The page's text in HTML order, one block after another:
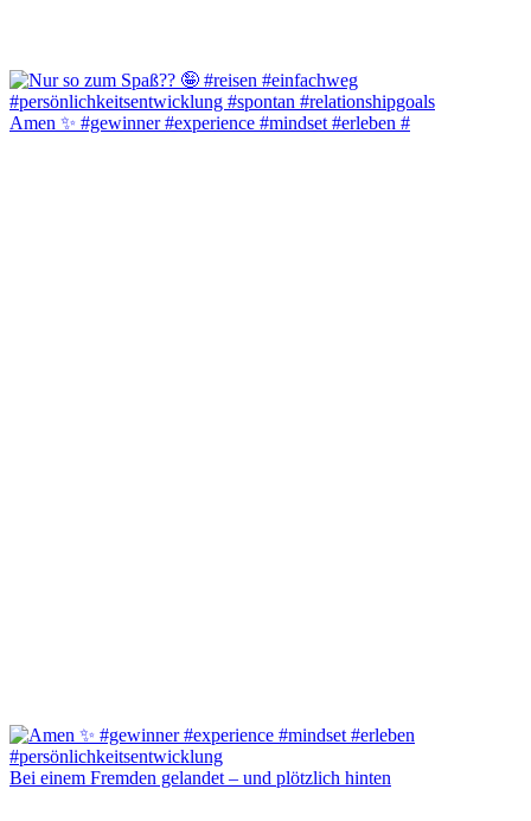
Amen ✨️ #gewinner #experience #mindset #erleben #
Bei einem Fremden gelandet – und plötzlich hinten